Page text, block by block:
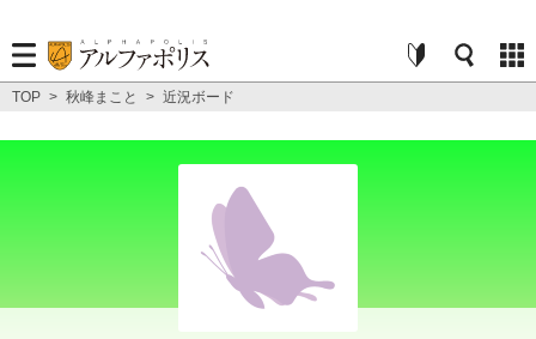
TOP > 秋峰まこと > 近況ボード